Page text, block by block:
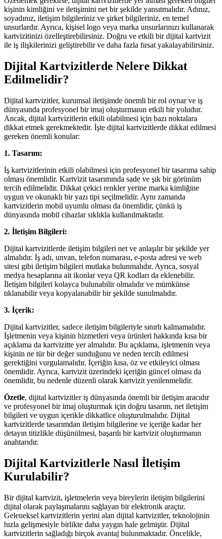
kişinin kimliğini ve iletişimini net bir şekilde yansıtmalıdır. Adınız,
soyadınız, iletişim bilgileriniz ve şirket bilgileriniz, en temel
unsurlardır. Ayrıca, kişisel logo veya marka unsurlarınızı kullanarak
kartvizitinizi özelleştirebilirsiniz. Doğru ve etkili bir dijital kartvizit
ile iş ilişkilerinizi geliştirebilir ve daha fazla fırsat yakalayabilirsiniz.
Dijital Kartvizitlerde Nelere Dikkat
Edilmelidir?
Dijital kartvizitler, kurumsal iletişimde önemli bir rol oynar ve iş
dünyasında profesyonel bir imaj oluşturmanın etkili bir yoludur.
Ancak, dijital kartvizitlerin etkili olabilmesi için bazı noktalara
dikkat etmek gerekmektedir. İşte dijital kartvizitlerde dikkat edilmesi
gereken önemli konular:
1. Tasarım:
İş kartvizitlerinin etkili olabilmesi için profesyonel bir tasarıma sahip
olması önemlidir. Kartvizit tasarımında sade ve şık bir görünüm
tercih edilmelidir. Dikkat çekici renkler yerine marka kimliğine
uygun ve okunaklı bir yazı tipi seçilmelidir. Aynı zamanda
kartvizitlerin mobil uyumlu olması da önemlidir, çünkü iş
dünyasında mobil cihazlar sıklıkla kullanılmaktadır.
2. İletişim Bilgileri:
Dijital kartvizitlerde iletişim bilgileri net ve anlaşılır bir şekilde yer
almalıdır. İş adı, unvan, telefon numarası, e-posta adresi ve web
sitesi gibi iletişim bilgileri mutlaka bulunmalıdır. Ayrıca, sosyal
medya hesaplarına ait ikonlar veya QR kodları da eklenebilir.
İletişim bilgileri kolayca bulunabilir olmalıdır ve mümkünse
tıklanabilir veya kopyalanabilir bir şekilde sunulmalıdır.
3. İçerik:
Dijital kartvizitler, sadece iletişim bilgileriyle sınırlı kalmamalıdır.
İşletmenin veya kişinin hizmetleri veya ürünleri hakkında kısa bir
açıklama da kartvizitte yer almalıdır. Bu açıklama, işletmenin veya
kişinin ne tür bir değer sunduğunu ve neden tercih edilmesi
gerektiğini vurgulamalıdır. İçeriğin kısa, öz ve etkileyici olması
önemlidir. Ayrıca, kartvizit üzerindeki içeriğin güncel olması da
önemlidir, bu nedenle düzenli olarak kartvizit yenilenmelidir.
Özetle, dijital kartvizitler iş dünyasında önemli bir iletişim aracıdır
ve profesyonel bir imaj oluşturmak için doğru tasarım, net iletişim
bilgileri ve uygun içerikle dikkatlice oluşturulmalıdır. Dijital
kartvizitlerde tasarımdan iletişim bilgilerine ve içeriğe kadar her
detayın titizlikle düşünülmesi, başarılı bir kartvizit oluşturmanın
anahtarıdır.
Dijital Kartvizitlerle Nasıl İletişim
Kurulabilir?
Bir dijital kartvizit, işletmelerin veya bireylerin iletişim bilgilerini
dijital olarak paylaşmalarını sağlayan bir elektronik araçtır.
Geleneksel kartvizitlerin yerini alan dijital kartvizitler, teknolojinin
hızla gelişmesiyle birlikte daha yaygın hale gelmiştir. Dijital
kartvizitlerin sağladığı birçok avantaj bulunmaktadır. Öncelikle,